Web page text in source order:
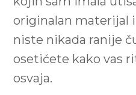
originalan materijal i
niste nikada ranije
osetićete kako vas
osvaja.